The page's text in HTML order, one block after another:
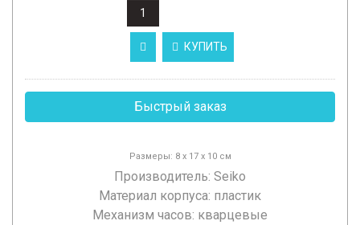
КУПИТЬ
Быстрый заказ
Размеры: 8 х 17 х 10 см
Производитель: Seiko
Материал корпуса: пластик
Механизм часов: кварцевые